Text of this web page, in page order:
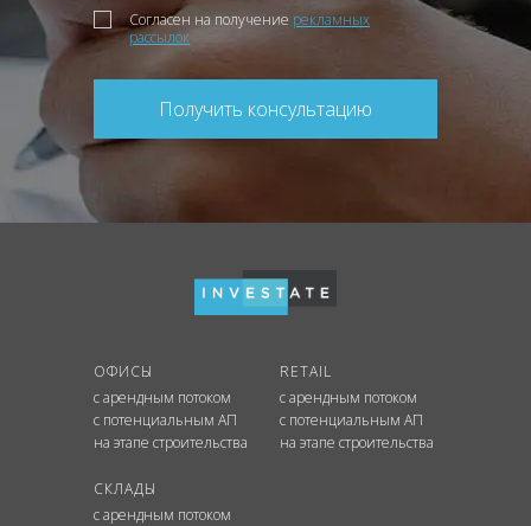
Согласен на получение рекламных
рассылок
Получить консультацию
ОФИСЫ
с арендным потоком
с потенциальным АП
на этапе строительства
RETAIL
с арендным потоком
с потенциальным АП
на этапе строительства
СКЛАДЫ
с арендным потоком